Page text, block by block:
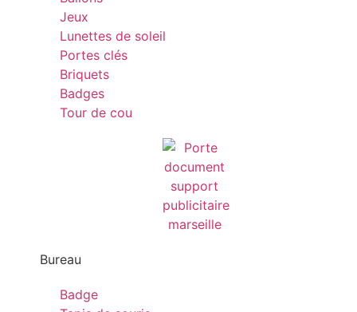
Jeux
Lunettes de soleil
Portes clés
Briquets
Badges
Tour de cou
Bureau
Badge